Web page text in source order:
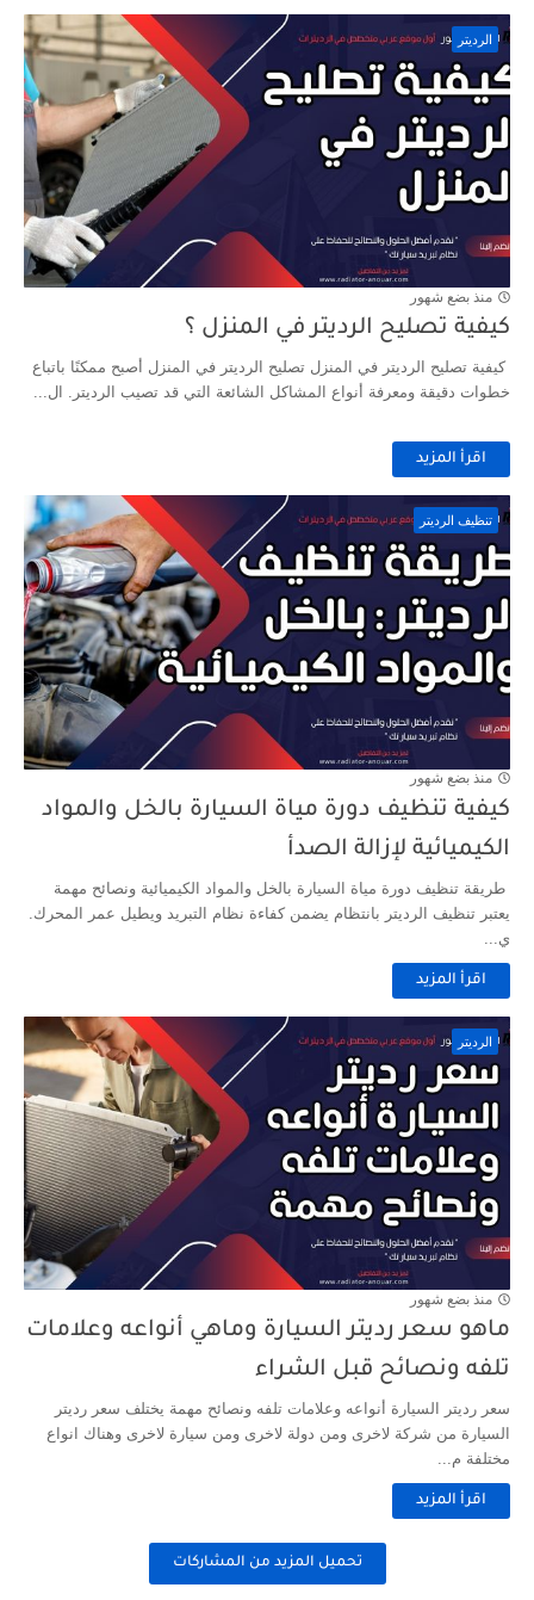
الرديتر
منذ بضع شهور
كيفية تصليح الرديتر في المنزل ؟
كيفية تصليح الرديتر في المنزل تصليح الرديتر في المنزل أصبح ممكنًا باتباع
خطوات دقيقة ومعرفة أنواع المشاكل الشائعة التي قد تصيب الرديتر. ال...
اقرأ المزيد
تنظيف الرديتر
منذ بضع شهور
كيفية تنظيف دورة مياة السيارة بالخل والمواد
الكيميائية لإزالة الصدأ
طريقة تنظيف دورة مياة السيارة بالخل والمواد الكيميائية ونصائح مهمة
يعتبر تنظيف الرديتر بانتظام يضمن كفاءة نظام التبريد ويطيل عمر المحرك.
ي...
اقرأ المزيد
الرديتر
منذ بضع شهور
ماهو سعر رديتر السيارة وماهي أنواعه وعلامات
تلفه ونصائح قبل الشراء
سعر رديتر السيارة أنواعه وعلامات تلفه ونصائح مهمة يختلف سعر رديتر
السيارة من شركة لاخرى ومن دولة لاخرى ومن سيارة لاخرى وهناك انواع
مختلفة م...
اقرأ المزيد
تحميل المزيد من المشاركات